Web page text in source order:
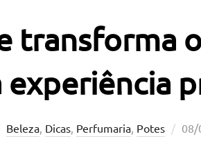
transforma
experiência
Beleza, Dicas, Perfumaria, Potes 08/